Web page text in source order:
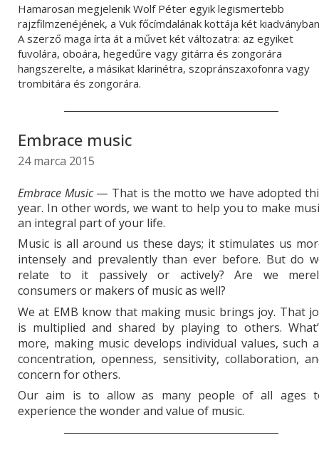
Hamarosan megjelenik Wolf Péter egyik legismertebb
rajzfilmzenéjének, a Vuk főcímdalának kottája két
A szerző maga írta át a művet két változatra: az egyiket
fuvolára, oboára, hegedűre vagy gitárra és zongorára
hangszerelte, a másikat klarinétra, szopránszaxofonra vagy
trombitára és zongorára.
Embrace music
24 marca 2015
Embrace Music— That is the motto we have adopted
year. In other words, we want to help you to make
an integral part of your life.
Music is all around us these days; it stimulates us
intensely and prevalently than ever before. But do
relate to it passively or actively? Are we
consumers or makers of music as well?
We at EMB know that making music brings joy. That
is multiplied and shared by playing to others.
more, making music develops individual values, such
concentration, openness, sensitivity, collaboration,
concern for others.
Our aim is to allow as many people of all ages
experience the wonder and value of music.